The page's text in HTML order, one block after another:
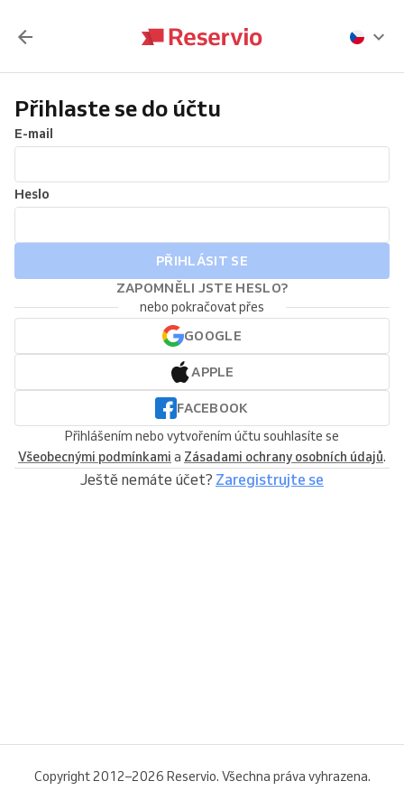
Přihlaste se do účtu
E-mail
Heslo
PŘIHLÁSIT SE
ZAPOMNĚLI JSTE HESLO?
nebo pokračovat přes
GOOGLE
APPLE
FACEBOOK
Přihlášením nebo vytvořením účtu souhlasíte se
Všeobecnými podmínkami a Zásadami ochrany osobních údajů.
Ještě nemáte účet? Zaregistrujte se
Copyright 2012–2026 Reservio. Všechna práva vyhrazena.